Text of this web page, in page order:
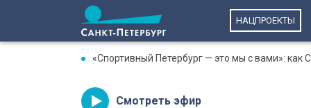
НАЦПРОЕКТЫ
«Спортивный Петербург — это мы с вами»:
Смотреть эфир